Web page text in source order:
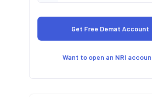
Want to open an NRI